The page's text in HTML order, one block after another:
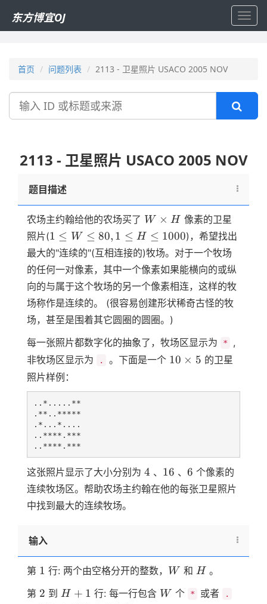
东方博宜OJ
首页 问题列表 2113 - 卫星照片 USACO 2005 NOV
搜
2113 - 卫星照片 USACO 2005 NOV
题目描述
农场主约翰给他的农场买了 W
\times
H
W × H 像素的卫星
照片(1 \le
W
\le
80, 1
\le
H
\le
1 ≤ W ≤ 80, 1 ≤ H ≤ 1000)，希望找出
最大的"连续的"(互相连接的)牧场。对于一个牧场
的任何一对像素，其中一个像素如果能横向的或纵
向的与属于这个牧场的另一个像素相连，这样的牧
场称作是连续的。 (很容易创建形状稀奇古怪的牧
场，甚至是围着其它圆圈的圆圈。)
每一张照片都数字化的抽象了，牧场区显示为
*
,
非牧场区显示为
. 。下面是一个 10
10 × 5 的卫星
照片样例：
..*.....**
.**..*****
.*...*....
..****.***
这张照片显示了大小分别为 4
4 、 16
16 、 6
6 个像素的
连续牧场区。帮助农场主约翰在他的每张卫星照片
中找到最大的连续牧场。
输入
第 1
1 行: 两个由空格分开的整数， W
W 和 H
H 。
第 2
2 到 H+1
H + 1 行: 每一行包含 W
W 个 * 或者 .